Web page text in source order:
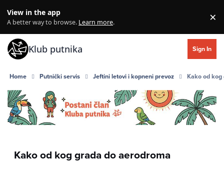
View in the app
A better way to browse. Learn more. ×
Klub putnika Sign In
Home Putnički servis Jeftini letovi i kopneni prevoz Kako od
Kako od kog grada do aerodroma